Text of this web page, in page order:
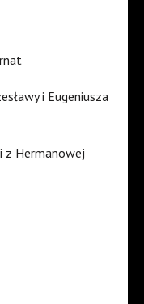
i Eugeniusza
z Hermanowej